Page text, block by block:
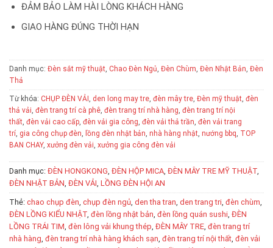
ĐẢM BẢO LÀM HÀI LÒNG KHÁCH HÀNG
GIAO HÀNG ĐÚNG THỜI HẠN
Danh mục: Đèn sắt mỹ thuật, Chao Đèn Ngủ, Đèn Chùm, Đèn Nhật Bản, Đèn
Thả
Từ khóa: CHỤP ĐÈN VẢI , den long may tre, đèn mây tre, Đèn mỹ thuật, đèn
thả vải, đèn trang trí cà phê, đèn trang trí nhà hàng, đèn trang trí nội
thất, đèn vải cao cấp, đèn vải gia công, đèn vải thả trần, đèn vải trang
trí, gia công chụp đèn, lồng đèn nhật bản, nhà hàng nhật, nướng bbq, TOP
BAN CHAY, xưởng đèn vải, xưởng gia công đèn vải
Danh mục: ĐÈN HONGKONG ĐÈN HỘP MICA ĐÈN MÂY TRE MỸ THUẬT
ĐÈN NHẬT BẢN ĐÈN VẢI LỒNG ĐÈN HỘI AN
Thẻ: chao chụp đèn chụp đèn ngủ den tha tran den trang tri đèn chùm
ĐÈN LỒNG KIỂU NHẬT đèn lồng nhật bản đèn lồng quán sushi ĐÈN
LỒNG TRÁI TIM đèn lông vải khung thép ĐÈN MÂY TRE đèn trang trí
nhà hàng đèn trang trí nhà hàng khách sạn đèn trang trí nội thất đèn vải